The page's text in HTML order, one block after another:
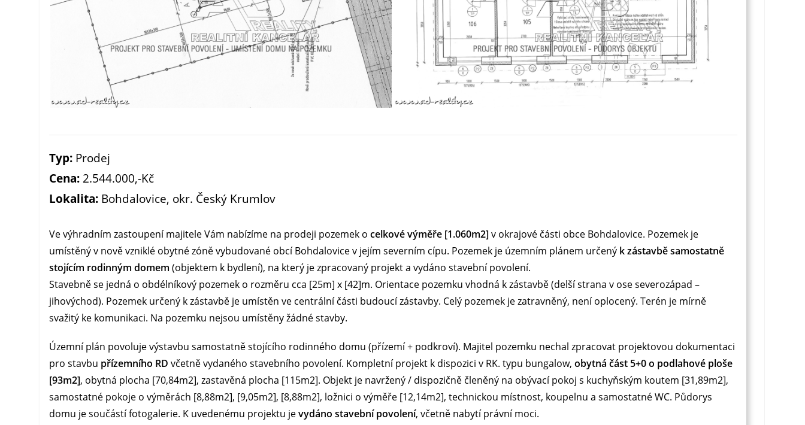
Typ: Prodej
Cena: 2.544.000,-Kč
Lokalita: Bohdalovice, okr. Český Krumlov
Ve výhradním zastoupení majitele Vám nabízíme na prodeji pozemek ocelkové výměře [1.060m2] v okrajové části obce Bohdalovice. Pozemek je
umístěný v nově vzniklé obytné zóně vybudované obcí Bohdalovice v jejím severním cípu. Pozemek je územním plánem určený k zástavbě samostatně
stojícím rodinným domem (objektem k bydlení), na který je zpracovaný projekt a vydáno stavební povolení.
Stavebně se jedná o obdélníkový pozemek o rozměru cca [25m] x [42]m. Orientace pozemku vhodná k zástavbě (delší strana v ose severozápad –
jihovýchod). Pozemek určený k zástavbě je umístěn ve centrální části budoucí zástavby. Celý pozemek je zatravněný, není oplocený. Terén je mírně
svažitý ke komunikaci. Na pozemku nejsou umístěny žádné stavby.
Územní plán povoluje výstavbu samostatně stojícího rodinného domu (přízemí + podkroví). Majitel pozemku nechal zpracovat projektovou dokumentaci
pro stavbu přízemního RD včetně vydaného stavebního povolení. Kompletní projekt k dispozici v RK. typu bungalow,obytná část 5+0 o podlahové ploše
[93m2], obytná plocha [70,84m2], zastavěná plocha [115m2]. Objekt je navržený / dispozičně členěný na obývací pokoj s kuchyňským koutem [31,89m2],
samostatné pokoje o výměrách [8,88m2], [9,05m2], [8,88m2], ložnici o výměře [12,14m2], technickou místnost, koupelnu a samostatné WC. Půdorys
domu je součástí fotogalerie. K uvedenému projektu jevydáno stavební povolení, včetně nabytí právní moci.